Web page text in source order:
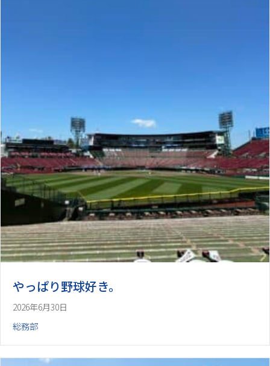
やっぱり野球好き。
2026年6月30日
総務部